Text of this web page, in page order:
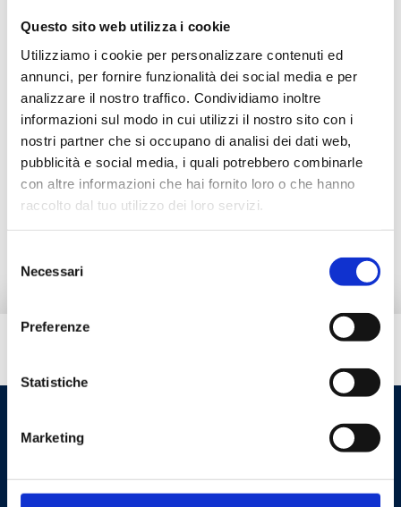
Questo sito web utilizza i cookie
Utilizziamo i cookie per personalizzare contenuti ed
annunci, per fornire funzionalità dei social media e per
analizzare il nostro traffico. Condividiamo inoltre
informazioni sul modo in cui utilizzi il nostro sito con i
nostri partner che si occupano di analisi dei dati web,
pubblicità e social media, i quali potrebbero combinarle
con altre informazioni che hai fornito loro o che hanno
raccolto dal tuo utilizzo dei loro servizi.
delNecessari
Preferenze
Statistiche
Marketing
Description
Documentation
Accessories